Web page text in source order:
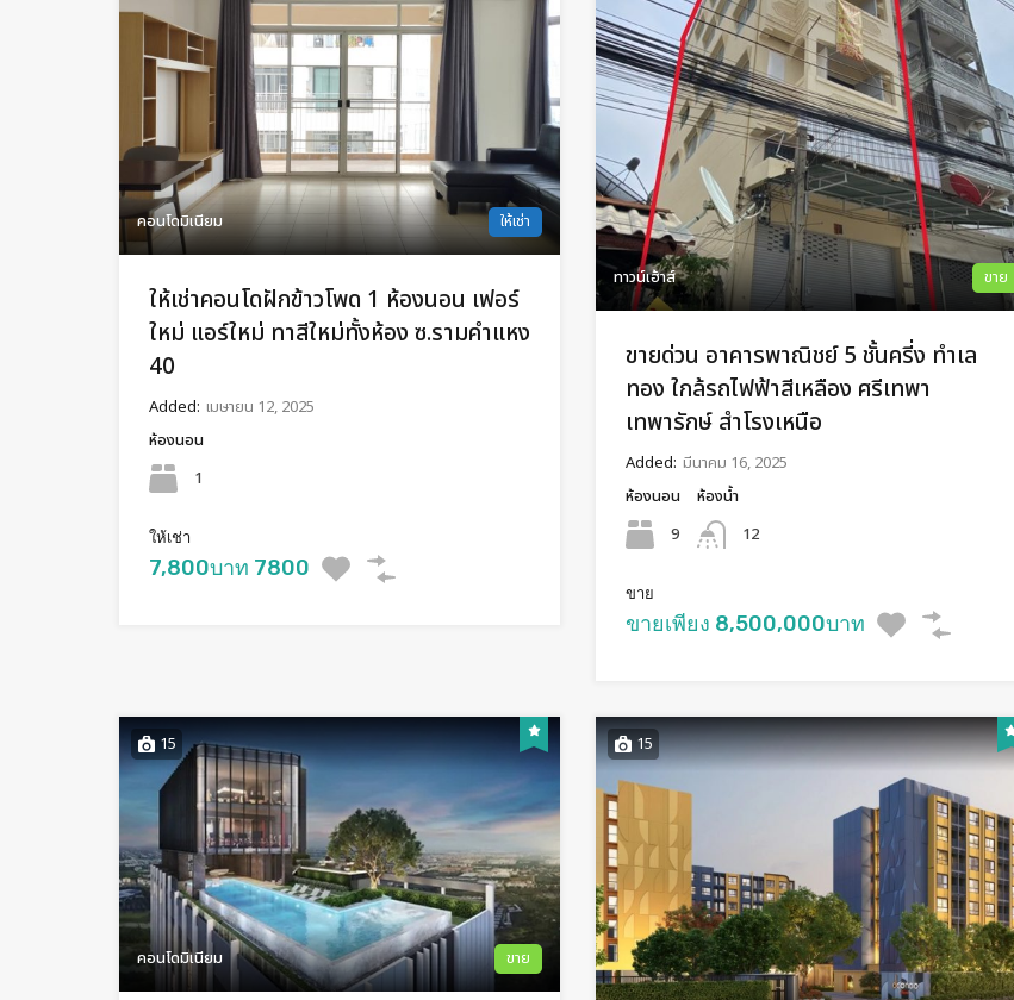
คอนโดมิเนียม ให้เช่า
ให้เช่าคอนโดฝักข้าวโพด 1 ห้องนอน เฟอร์
ใหม่ แอร์ใหม่ ทาสีใหม่ทั้งห้อง ซ.รามคำแหง
40
Added: เมษายน 12, 2025
ห้องนอน
1
ให้เช่า
7,800บาท 7800
ทาวน์เฮ้าส์ ขาย
ขายด่วน อาคารพาณิชย์ 5 ชั้นครี่ง ทำเล
ทอง ใกล้รถไฟฟ้าสีเหลือง ศรีเทพา
เทพารักษ์ สำโรงเหนือ
Added: มีนาคม 16, 2025
ห้องนอน
9
ห้องน้ำ
12
ขาย
ขายเพียง 8,500,000บาท
15
คอนโดมิเนียม ขาย
15